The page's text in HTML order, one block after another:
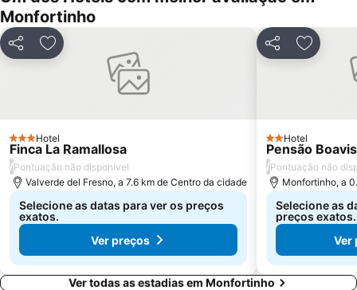
Monfortinho
PartilharAdicionar aos favoritos
3 Estrelas
Hotel
Finca La Ramallosa
/Pontuação não disponível
Valverde del Fresno, a 7.6 km de Centro da cidade
Selecione as datas para ver os preços
exatos.
Ver preços
Partilhar
2 Estrelas
Hotel
Pensão
/Pontuação não
Monfortinho, a
Selecione as
preços exatos.
Ver
Ver todas as estadias em Monfortinho